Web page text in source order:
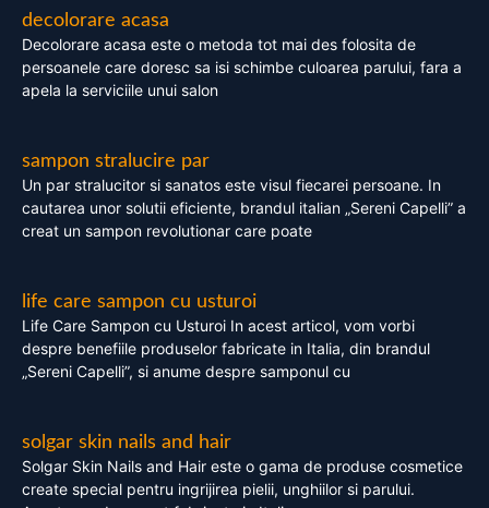
decolorare acasa
Decolorare acasa este o metoda tot mai des folosita de
persoanele care doresc sa isi schimbe culoarea parului, fara a
apela la serviciile unui salon
sampon stralucire par
Un par stralucitor si sanatos este visul fiecarei persoane. In
cautarea unor solutii eficiente, brandul italian „Sereni Capelli” a
creat un sampon revolutionar care poate
life care sampon cu usturoi
Life Care Sampon cu Usturoi In acest articol, vom vorbi
despre benefiile produselor fabricate in Italia, din brandul
„Sereni Capelli”, si anume despre samponul cu
solgar skin nails and hair
Solgar Skin Nails and Hair este o gama de produse cosmetice
create special pentru ingrijirea pielii, unghiilor si parului.